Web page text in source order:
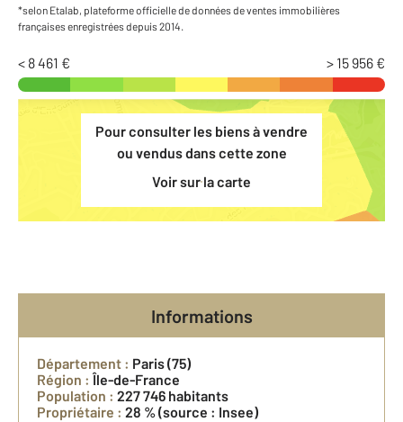
*selon Etalab, plateforme officielle de données de ventes immobilières
françaises enregistrées depuis 2014.
< 8 461 € > 15 956 €
Pour consulter les biens à vendre
ou vendus dans cette zone
Voir sur la carte
Informations
Département : Paris (75)
Région : Île-de-France
Population : 227 746 habitants
Propriétaire : 28 %(source : Insee)